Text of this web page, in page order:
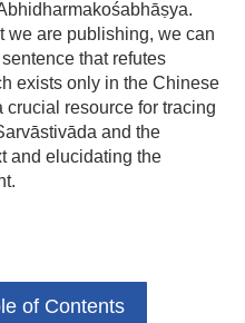
we are publishing, we can
that refutes
exists only in the Chinese
crucial resource for tracing
and the
and elucidating the
of Contents